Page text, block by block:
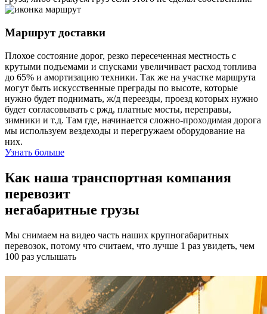
Маршрут доставки
Плохое состояние дорог, резко пересеченная местность с
крутыми подъемами и спусками увеличивает расход топлива
до 65% и амортизацию техники. Так же на участке маршрута
могут быть искусственные преграды по высоте, которые
нужно будет поднимать, ж/д переезды, проезд которых нужно
будет согласовывать с ржд, платные мосты, переправы,
зимники и т.д. Там где, начинается сложно-проходимая дорога
мы используем вездеходы и перегружаем оборудование на
них.
Узнать больше
Как наша транспортная компания
перевозит
негабаритные грузы
Мы снимаем на видео часть наших крупногабаритных
перевозок, потому что считаем, что лучше 1 раз увидеть, чем
100 раз услышать